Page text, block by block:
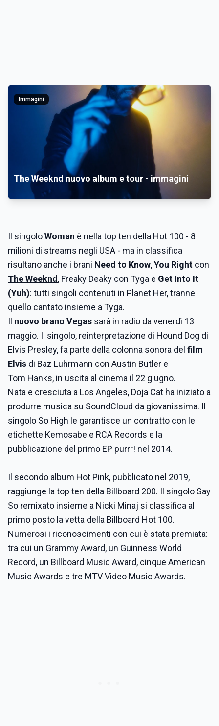
Immagini
The Weeknd nuovo album e tour - immagini
Il singoloWoman è nella top ten della Hot 100 - 8
milioni di streams negli USA - ma in classifica
risultano anche i brani Need to Know,You Right con
The Weeknd , Freaky Deaky con Tyga e Get Into It
(Yuh): tutti singoli contenuti in Planet Her, tranne
quello cantato insieme a Tyga.
Il nuovo brano Vegas sarà in radio da venerdì 13
maggio. Il singolo, reinterpretazione di Hound Dog di
Elvis Presley, fa parte della colonna sonora del film
Elvis di Baz Luhrmann con Austin Butler e
Tom Hanks, in uscita al cinema il 22 giugno.
Nata e cresciuta a Los Angeles, Doja Cat ha iniziato a
produrre musica su SoundCloud da giovanissima. Il
singolo So High le garantisce un contratto con le
etichette Kemosabe e RCA Records e la
pubblicazione del primo EP purrr! nel 2014.
Il secondo album Hot Pink, pubblicato nel 2019,
raggiunge la top ten della Billboard 200. Il singolo Say
So remixato insieme a Nicki Minaj si classifica al
primo posto la vetta della Billboard Hot 100.
Numerosi i riconoscimenti con cui è stata premiata:
tra cui un Grammy Award, un Guinness World
Record, un Billboard Music Award, cinque American
Music Awards e tre MTV Video Music Awards.